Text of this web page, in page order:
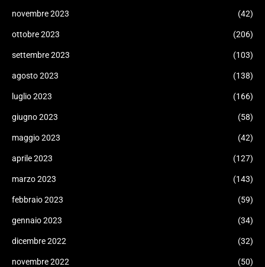
novembre 2023 (42)
ottobre 2023 (206)
settembre 2023 (103)
agosto 2023 (138)
luglio 2023 (166)
giugno 2023 (58)
maggio 2023 (42)
aprile 2023 (127)
marzo 2023 (143)
febbraio 2023 (59)
gennaio 2023 (34)
dicembre 2022 (32)
novembre 2022 (50)